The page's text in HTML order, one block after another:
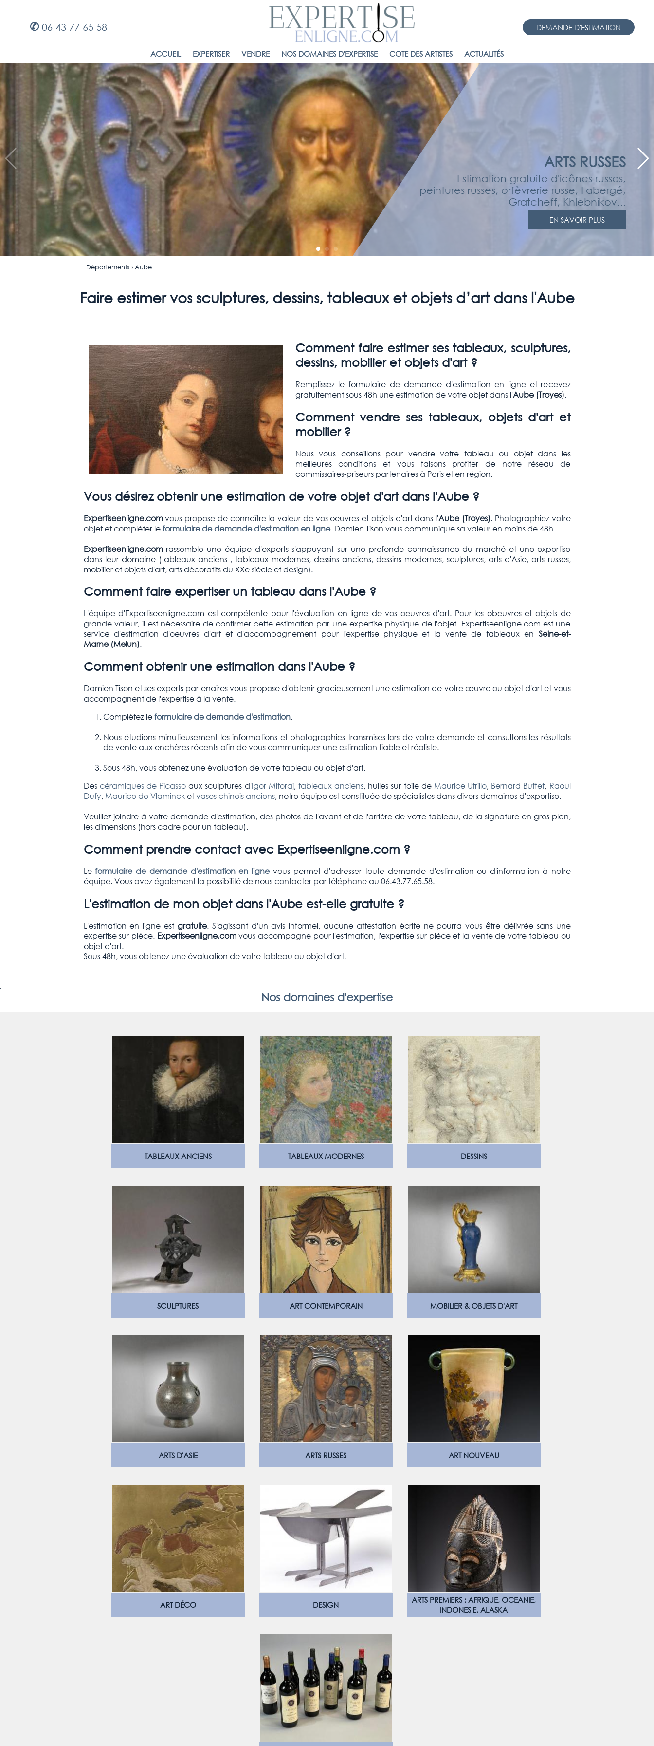
DEMANDE D'ESTIMATION
✆ 06 43 77 65 58
ACCUEIL EXPERTISER VENDRE NOS DOMAINES D'EXPERTISE COTE DES ARTISTES ACTUALITÉS
ARTS RUSSES
Estimation gratuite d'icônes russes,
peintures russes, orfèvrerie russe, Fabergé,
Gratcheff, Khlebnikov...
EN SAVOIR PLUS
Départements› Aube
Faire estimer vos sculptures, dessins, tableaux et objets d’art dans l'Aube
Comment faire estimer ses tableaux, sculptures,
dessins, mobilier et objets d'art ?
Remplissez le formulaire de demande d'estimation en ligne et recevez
gratuitement sous 48h une estimation de votre objet dans l'Aube (Troyes).
Comment vendre ses tableaux, objets d'art et
mobilier ?
Nous vous conseillons pour vendre votre tableau ou objet dans les
meilleures conditions et vous faisons profiter de notre réseau de
commissaires-priseurs partenaires à Paris et en région.
Vous désirez obtenir une estimation de votre objet d'art dans l'Aube ?
Expertiseenligne.comvous propose de connaître la valeur de vos oeuvres et objets d'art dans l'Aube (Troyes). Photographiez votre
objet et compléter leformulaire de demande d'estimation en ligne. Damien Tison vous communique sa valeur en moins de 48h.
Expertiseenligne.comrassemble une équipe d'experts s'appuyant sur une profonde connaissance du marché et une expertise
dans leur domaine (tableaux anciens , tableaux modernes, dessins anciens, dessins modernes, sculptures, arts d'Asie, arts russes,
mobilier et objets d'art, arts décoratifs du XXe siècle et design).
Comment faire expertiser un tableau dans l'Aube ?
L'équipe d'Expertiseenligne.com est compétente pour l'évaluation en ligne de vos oeuvres d'art. Pour les obeuvres et objets de
grande valeur, il est nécessaire de confirmer cette estimation par une expertise physique de l'objet. Expertiseenligne.com est une
service d'estimation d'oeuvres d'art et d'accompagnement pour l'expertise physique et la vente de tableaux en Seine-et-
Marne(Melun).
Comment obtenir une estimation dans l'Aube ?
Damien Tison et ses experts partenaires vous propose d'obtenir gracieusement une estimation de votre œuvre ou objet d'art et vous
accompagnent de l'expertise à la vente.
Complétez leformulaire de demande d'estimation.
Nous étudions minutieusement les informations et photographies transmises lors de votre demande et consultons les résultats
de vente aux enchères récents afin de vous communiquer une estimation fiable et réaliste.
Sous 48h, vous obtenez une évaluation de votre tableau ou objet d'art.
Des céramiques de Picasso aux sculptures d'Igor Mitoraj, tableaux anciens, huiles sur toile de Maurice Utrillo, Bernard Buffet, Raoul
Dufy, Maurice de Vlamincketvases chinois anciens, notre équipe est constituée de spécialistes dans divers domaines d'expertise.
Veuillez joindre à votre demande d'estimation, des photos de l'avant et de l'arrière de votre tableau, de la signature en gros plan,
les dimensions (hors cadre pour un tableau).
Comment prendre contact avec Expertiseenligne.com ?
Leformulaire de demande d'estimation en lignevous permet d'adresser toute demande d'estimation ou d'information à notre
équipe. Vous avez également la possibilité de nous contacter par téléphone au 06.43.77.65.58.
L'estimation de mon objet dans l'Aube est-elle gratuite ?
L'estimation en ligne est gratuite. S'agissant d'un avis informel, aucune attestation écrite ne pourra vous être délivrée sans une
expertise sur pièce. Expertiseenligne.comvous accompagne pour l'estimation, l'expertise sur pièce et la vente de votre tableau ou
objet d'art.
Sous 48h, vous obtenez une évaluation de votre tableau ou objet d'art.
.
Nos domaines d'expertise
TABLEAUX ANCIENS TABLEAUX MODERNES DESSINS
SCULPTURES ART CONTEMPORAIN MOBILIER & OBJETS D'ART
ARTS D'ASIE ARTS RUSSES ART NOUVEAU
ART DÉCO DESIGN
ARTS PREMIERS : AFRIQUE, OCEANIE,
INDONESIE, ALASKA